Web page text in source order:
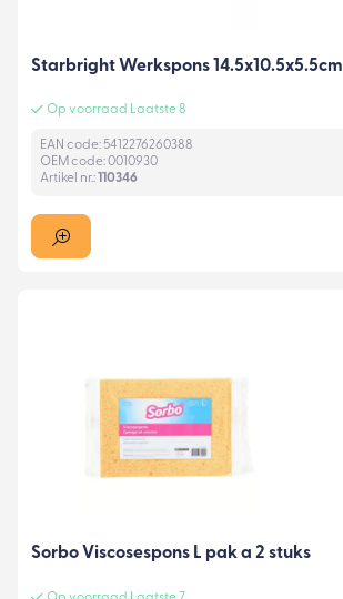
Starbright Werkspons 14.5x10.5x5.5cm
Op voorraad Laatste 8
EAN code: 5412276260388
OEM code: 0010930
Artikel nr.:110346
Sorbo Viscosespons L pak a 2 stuks